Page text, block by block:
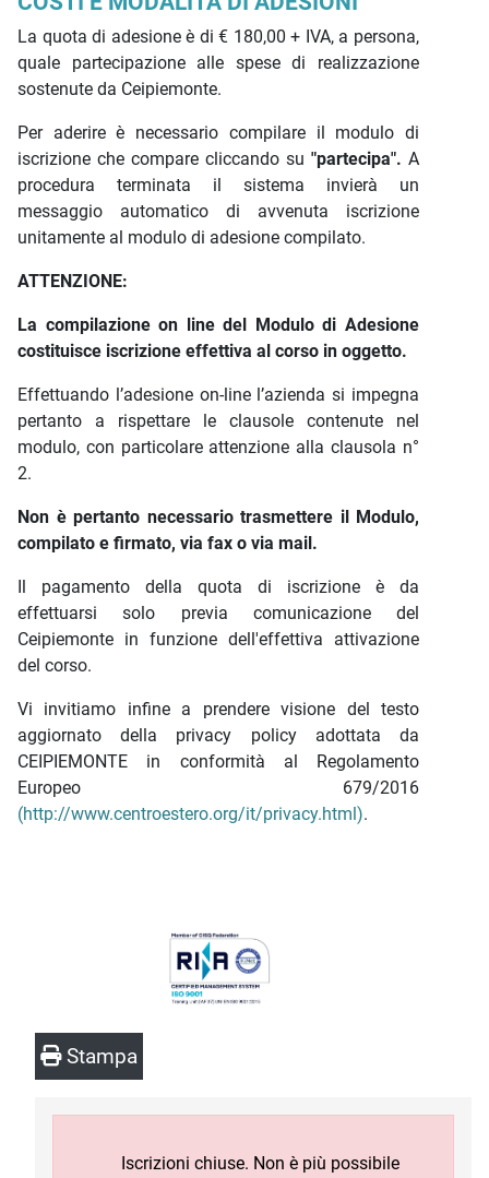
La quota di adesione è di € 180,00 + IVA, a persona,
quale partecipazione alle spese di realizzazione
sostenute da Ceipiemonte.
Per aderire è necessario compilare il modulo di
iscrizione che compare cliccando su "partecipa". A
procedura terminata il sistema invierà un
messaggio automatico di avvenuta iscrizione
unitamente al modulo di adesione compilato.
ATTENZIONE:
La compilazione on line del Modulo di Adesione
costituisce iscrizione effettiva al corso in oggetto.
Effettuando l’adesione on-line l’azienda si impegna
pertanto a rispettare le clausole contenute nel
modulo, con particolare attenzione alla clausola n°
2.
Non è pertanto necessario trasmettere il Modulo,
compilato e firmato, via fax o via mail.
Il pagamento della quota di iscrizione è da
effettuarsi solo previa comunicazione del
Ceipiemonte in funzione dell'effettiva attivazione
del corso.
Vi invitiamo infine a prendere visione del testo
aggiornato della privacy policy adottata da
CEIPIEMONTE in conformità al Regolamento
Europeo 679/2016
(http://www.centroestero.org/it/privacy.html).
Stampa
Iscrizioni chiuse. Non è più possibile